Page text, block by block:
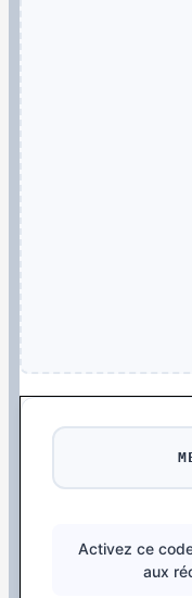
Activez ce
aux